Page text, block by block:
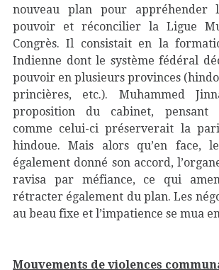
nouveau plan pour appréhender
pouvoir et réconcilier la Ligue
Congrès. Il consistait en la
Indienne dont le système fédéral
pouvoir en plusieurs provinces
princières, etc.). Muhammed
proposition du cabinet, pensant
comme celui-ci préserverait la
hindoue. Mais alors qu’en face,
également donné son accord,
ravisa par méfiance, ce qui
rétracter également du plan. Les
au beau fixe et l’impatience se mua
Mouvements de violences